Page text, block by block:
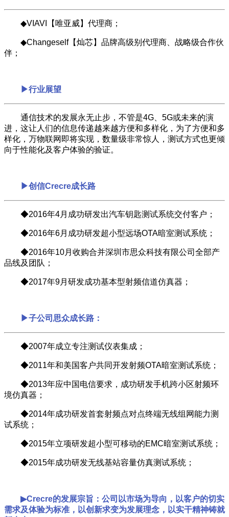
◆VIAVI【唯亚威】代理商；
◆Changeself【灿芯】品牌高级别代理商、战略级合作伙
伴；
▶行业展望
通信技术的发展永无止步，不管是4G、5G或未来的演
进，这让人们的信息传递越来越方便和多样化，为了方便和多
样化，万物联网即将实现，数量级非常惊人，测试方式也更倾
向于性能化及客户体验的验证。
▶创信Crecre成长路
◆2016年4月成功研发出汽车钥匙测试系统交付客户；
◆2016年6月成功研发超小型远场OTA暗室测试系统；
◆2016年10月收购合并深圳市思众科技有限公司全部产
品线及团队；
◆2017年9月研发成功基本型射频信道仿真器；
▶子公司思众成长路：
◆2007年成立专注测试仪表集成；
◆2011年和美国客户共同开发射频OTA暗室测试系统；
◆2013年应中国电信要求，成功研发手机跨小区射频环
境仿真器；
◆2014年成功研发首套射频点对点终端无线组网能力测
试系统；
◆2015年立项研发超小型可移动的EMC暗室测试系统；
◆2015年成功研发无线基站容量仿真测试系统；
▶Crecre的发展宗旨：公司以市场为导向，以客户的切实
需求及体验为标准，以创新求变为发展理念，以实干精神铸就